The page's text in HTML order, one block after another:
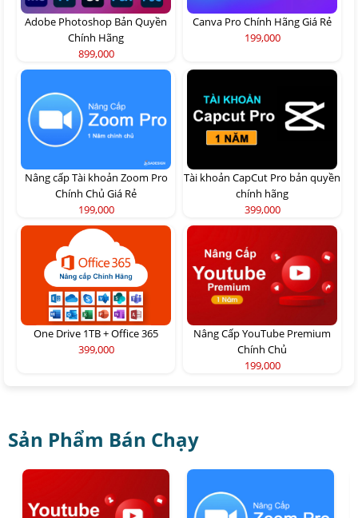
Adobe Photoshop Bản Quyền
Chính Hãng
899,000
Canva Pro Chính Hãng Giá Rẻ
199,000
Nâng cấp Tài khoản Zoom Pro
Chính Chủ Giá Rẻ
199,000
Tài khoản CapCut Pro bản quyền
chính hãng
399,000
One Drive 1TB + Office 365
399,000
Nâng Cấp YouTube Premium
Chính Chủ
199,000
Sản Phẩm Bán Chạy